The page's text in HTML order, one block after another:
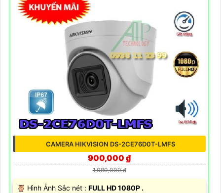
CAMERA HIKVISION DS-2CE76D0T-LMFS
900,000 ₫
1,080,000 ₫
🦉 Hình Ảnh Sắc nét : FULL HD 1080P .